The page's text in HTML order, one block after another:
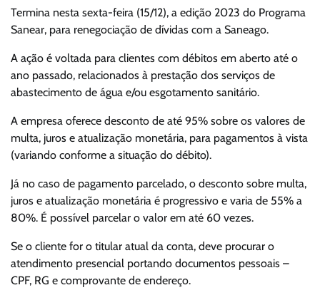
Termina nesta sexta-feira (15/12), a edição 2023 do Programa
Sanear, para renegociação de dívidas com a Saneago.
A ação é voltada para clientes com débitos em aberto até o
ano passado, relacionados à prestação dos serviços de
abastecimento de água e/ou esgotamento sanitário.
A empresa oferece desconto de até 95% sobre os valores de
multa, juros e atualização monetária, para pagamentos à vista
(variando conforme a situação do débito).
Já no caso de pagamento parcelado, o desconto sobre multa,
juros e atualização monetária é progressivo e varia de 55% a
80%. É possível parcelar o valor em até 60 vezes.
Se o cliente for o titular atual da conta, deve procurar o
atendimento presencial portando documentos pessoais –
CPF, RG e comprovante de endereço.